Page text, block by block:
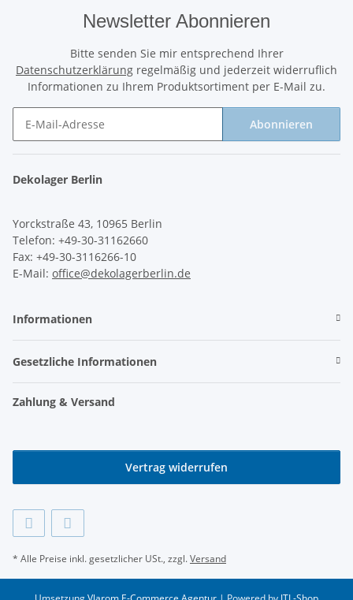
Newsletter Abonnieren
Bitte senden Sie mir entsprechend Ihrer
Datenschutzerklärung regelmäßig und jederzeit widerruflich
Informationen zu Ihrem Produktsortiment per E-Mail zu.
Abonnieren
Dekolager Berlin
Yorckstraße 43, 10965 Berlin
Telefon: +49-30-31162660
Fax: +49-30-3116266-10
E-Mail: office@dekolagerberlin.de
Informationen
Gesetzliche Informationen
Zahlung & Versand
Vertrag widerrufen
* Alle Preise inkl. gesetzlicher USt., zzgl.Versand